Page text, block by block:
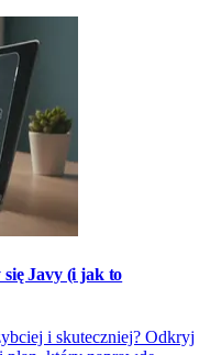
się Javy (i jak to
i skuteczniej? Odkryj